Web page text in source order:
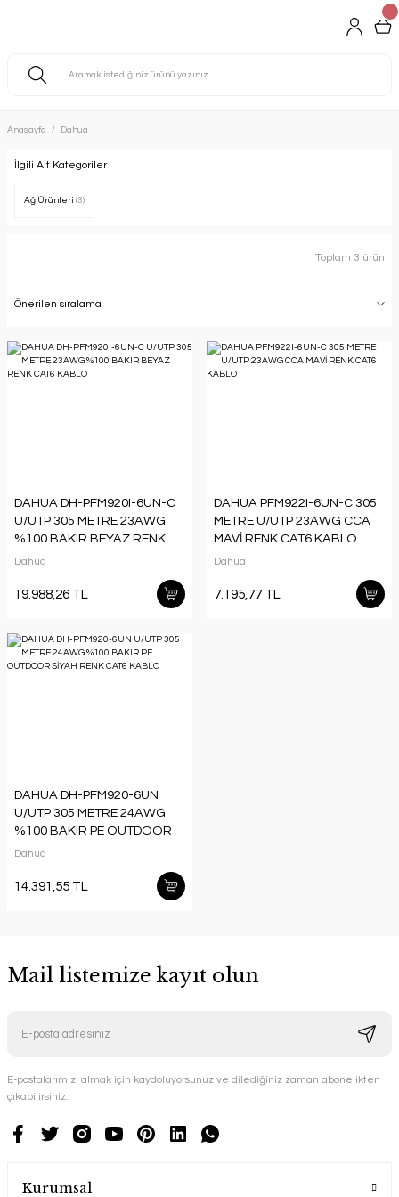
Anasayfa Dahua
İlgili Alt Kategoriler
Ağ Ürünleri (3)
Toplam 3 ürün
DAHUA DH-PFM920I-6UN-C
U/UTP 305 METRE 23AWG
%100 BAKIR BEYAZ RENK
CAT6 KABLO
Dahua
19.988,26 TL
DAHUA PFM922I-6UN-C 305
METRE U/UTP 23AWG CCA
MAVİ RENK CAT6 KABLO
Dahua
7.195,77 TL
DAHUA DH-PFM920-6UN
U/UTP 305 METRE 24AWG
%100 BAKIR PE OUTDOOR
SİYAH RENK CAT6 KABLO
Dahua
14.391,55 TL
Mail listemize kayıt olun
E-postalarımızı almak için kaydoluyorsunuz ve dilediğiniz zaman abonelikten
çıkabilirsiniz.
Kurumsal